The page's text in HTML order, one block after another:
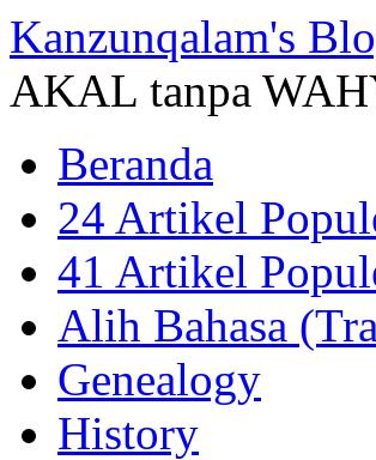
Kanzunqalam's
AKAL tanpa
Beranda
24 Artikel
41 Artikel
Alih Bahasa
Genealogy
History